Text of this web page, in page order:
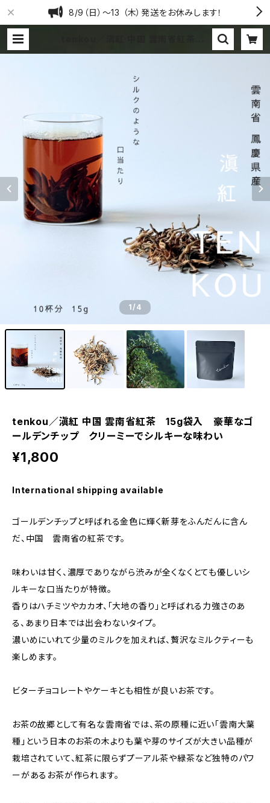
8/9（日）〜13 （木）発送をお休みします！
1/4
tenkou／滇紅 中国 雲南省紅茶 15g袋入 豪華なゴ
ールデンチップ クリーミーでシルキーな味わい
¥1,800
International shipping available
ゴールデンチップと呼ばれる金色に輝く新芽をふんだんに含ん
だ、中国 雲南省の紅茶です。
味わいは甘く、濃厚でありながら渋みが全くなくとても優しいシ
ルキーな口当たりが特徴。
香りはハチミツやカカオ、「大地の香り」と呼ばれる力強さのあ
る、あまり日本では出会わないタイプ。
濃いめにいれて少量のミルクを加えれば、贅沢なミルクティーも
楽しめます。
ビターチョコレートやケーキとも相性が良いお茶です。
お茶の故郷として有名な雲南省では、茶の原種に近い「雲南大葉
種」という日本のお茶の木よりも葉や芽のサイズが大きい品種が
栽培されていて、紅茶に限らずプーアル茶や緑茶など独特のパワ
ーがあるお茶が作られます。